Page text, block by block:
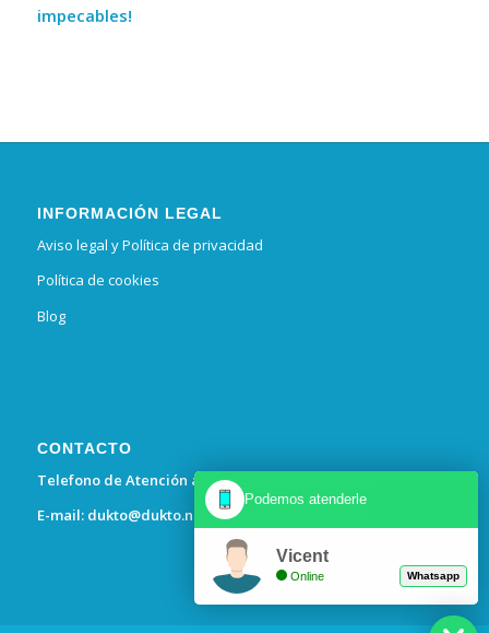
impecables!
INFORMACIÓN LEGAL
Aviso legal y Política de privacidad
Política de cookies
Blog
CONTACTO
Telefono de Atención al Cliente: +34 910 35 32 84
E-mail: dukto@dukto.net– WEB:
Podemos atenderle
Vicent
Online Whatsapp